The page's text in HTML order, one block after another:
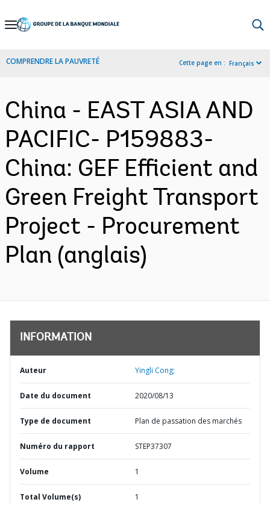
Skip
Navigation
COMPRENDRE LA PAUVRETÉ Cette page en : Français
China - EAST ASIA AND
PACIFIC- P159883-
China: GEF Efficient and
Green Freight Transport
Project - Procurement
Plan (anglais)
INFORMATION
Auteur Yingli Cong;
Date du document 2020/08/13
Type de document Plan de passation des marchés
Numéro du rapport STEP37307
Volume 1
Total Volume(s) 1